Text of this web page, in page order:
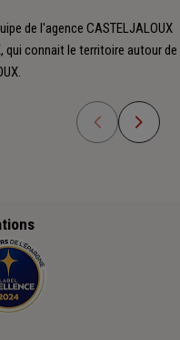
de l'agence CASTELJALOUX
qui connait le territoire autour de